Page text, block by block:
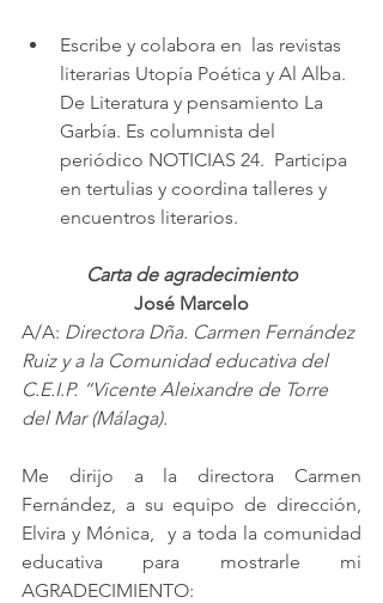
Escribe y colabora en  las revistas
literarias Utopía Poética y Al Alba.
De Literatura y pensamiento La
Garbía. Es columnista del
periódico NOTICIAS 24.  Participa
en tertulias y coordina talleres y
encuentros literarios.
Carta de agradecimiento
José Marcelo
A/A: Directora Dña. Carmen Fernández
Ruiz y a la Comunidad educativa del
C.E.I.P. “Vicente Aleixandre de Torre
del Mar (Málaga).
Me dirijo a la directora Carmen
Fernández, a su equipo de dirección,
Elvira y Mónica,  y a toda la comunidad
educativa para mostrarle mi
AGRADECIMIENTO: